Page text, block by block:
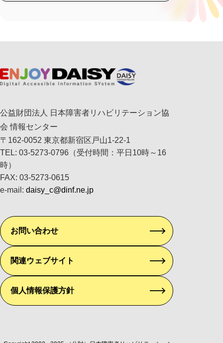
公益財団法人 日本障害者リハビリテーション協
会 情報センター
〒162-0052 東京都新宿区戸山1-22-1
TEL: 03-5273-0796（受付時間：平日10時～16
時）
FAX: 03-5273-0615
e-mail: daisy_c@dinf.ne.jp
お問い合わせ
関連ウェブサイト
個人情報保護方針